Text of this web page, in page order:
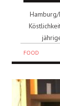
FOOD